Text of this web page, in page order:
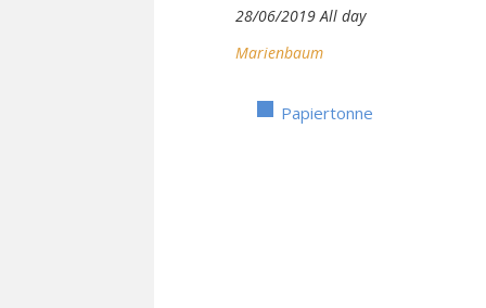
28/06/2019 All day
Marienbaum
Papiertonne